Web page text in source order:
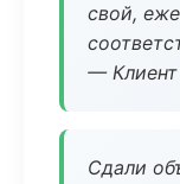
свой,
—
Сдали